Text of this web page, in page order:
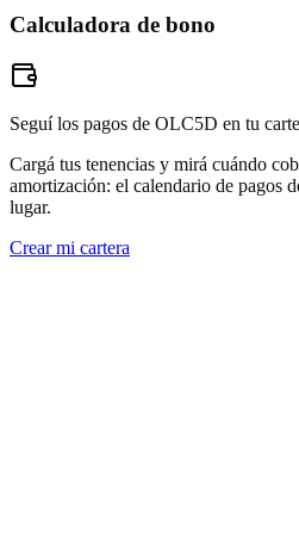
Calculadora de bono
Seguí los pagos de OLC5D en tu
Cargá tus tenencias y mirá cuándo
amortización: el calendario de pagos
lugar.
Crear mi cartera